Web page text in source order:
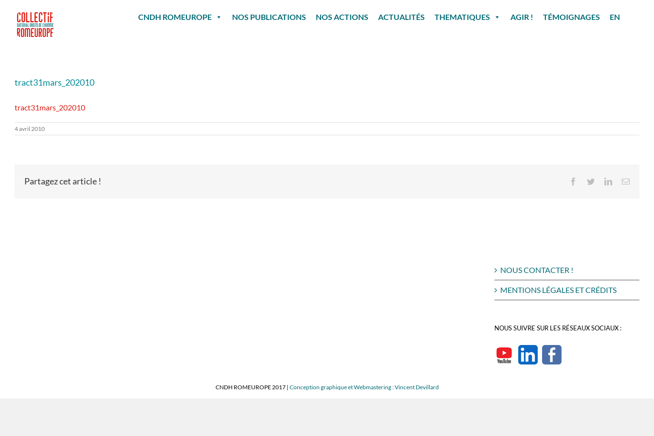
contenu
CNDH ROMEUROPE NOS PUBLICATIONS NOS ACTIONS ACTUALITÉS THEMATIQUES AGIR ! TÉMOIGNAGES EN
tract31mars_202010
tract31mars_202010
4 avril 2010
Partagez cet article ! Facebook
TwitterLinkedInEmail
NOUS CONTACTER !
MENTIONS LÉGALES ET CRÉDITS
NOUS SUIVRE SUR LES RÉSEAUX SOCIAUX :
CNDH ROMEUROPE 2017 | Conception graphique et Webmastering : Vincent Devillard